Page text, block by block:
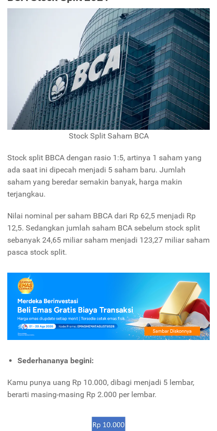
Stock Split Saham BCA
Stock split BBCA dengan rasio 1:5, artinya 1 saham yang
ada saat ini dipecah menjadi 5 saham baru. Jumlah
saham yang beredar semakin banyak, harga makin
terjangkau.
Nilai nominal per saham BBCA dari Rp 62,5 menjadi Rp
12,5. Sedangkan jumlah saham BCA sebelum stock split
sebanyak 24,65 miliar saham menjadi 123,27 miliar saham
pasca stock split.
Sederhananya begini:
Kamu punya uang Rp 10.000, dibagi menjadi 5 lembar,
berarti masing-masing Rp 2.000 per lembar.